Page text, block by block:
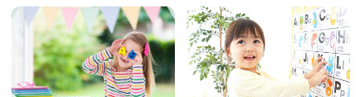
vựng tiếng Anh lớp 4 cũng đóng
vai trò quan trọng xuyên suốt
toàn bộ chương trình học tiếng
Anh lớp 4 của các bạn nhỏ.
chinh phục Tiếng Anh của bé. Vì
là nền tảng đầu tiên nên phần
kiến thức này cần được củng cố
chắc chắn. Vậy nên áp dụng
phương pháp nào để trẻ có thể
nắm chắc ngữ pháp Tiếng Anh
ngay từ khi học lớp 1?